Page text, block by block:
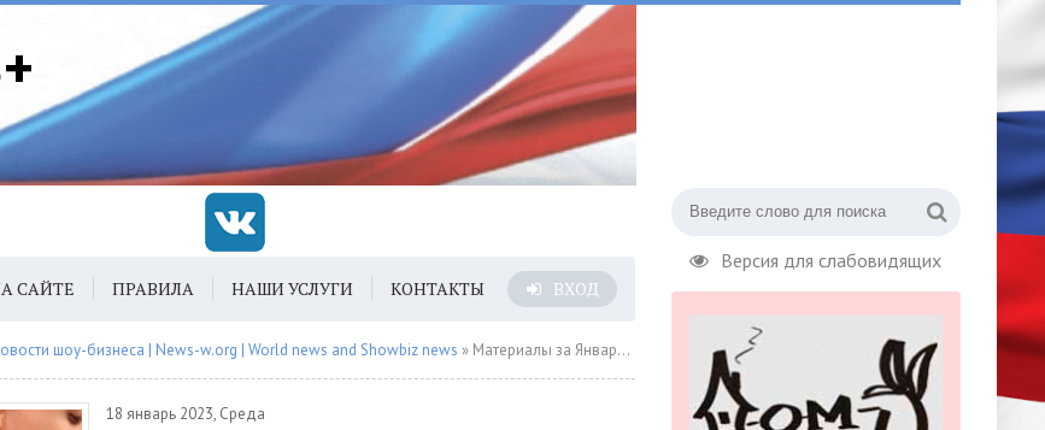
Версия для слабовидящих
САЙТЕ ПРАВИЛА НАШИ УСЛУГИ КОНТАКТЫ ВХОД
шоу-бизнеса | News-w.org | World news and Showbiz news » Материалы за Январь 2023 года » Страница 12
18 январь 2023, Среда